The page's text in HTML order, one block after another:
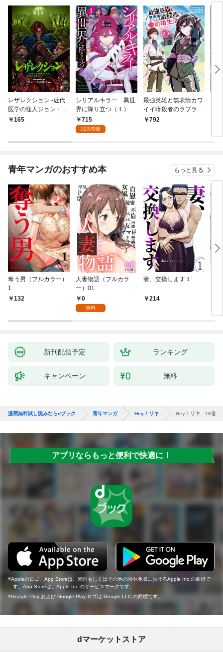
レザレクション -近代
医学の怪人ジョン・ハ
ンター- 連載版 第1話
165
シリアルキラー 異世
界に降り立つ（１）
715
試読増量
最強英雄と無表情カワ
イイ暗殺者のラブラブ
新婚生活 １巻
792
青年マンガのおすすめ本 もっと見る
奪う男（フルカラー）
1
132
人妻物語（フルカラ
ー）01
0
無料
妻、交換します１
214
な
新刊配信予定 ランキング
キャンペーン 無料
漫画無料試し読みならdブック 青年マンガ Hey！リキ Hey！リキ 18巻
アプリならもっと便利で快適に！
Appleのロゴ、App Storeは、米国もしくはその他の国や地域におけるApple Inc.の商標で
す。App Storeは、Apple Inc.のサービスマークです。
Google Play および Google Play ロゴは Google LLC の商標です。
dマーケットストア